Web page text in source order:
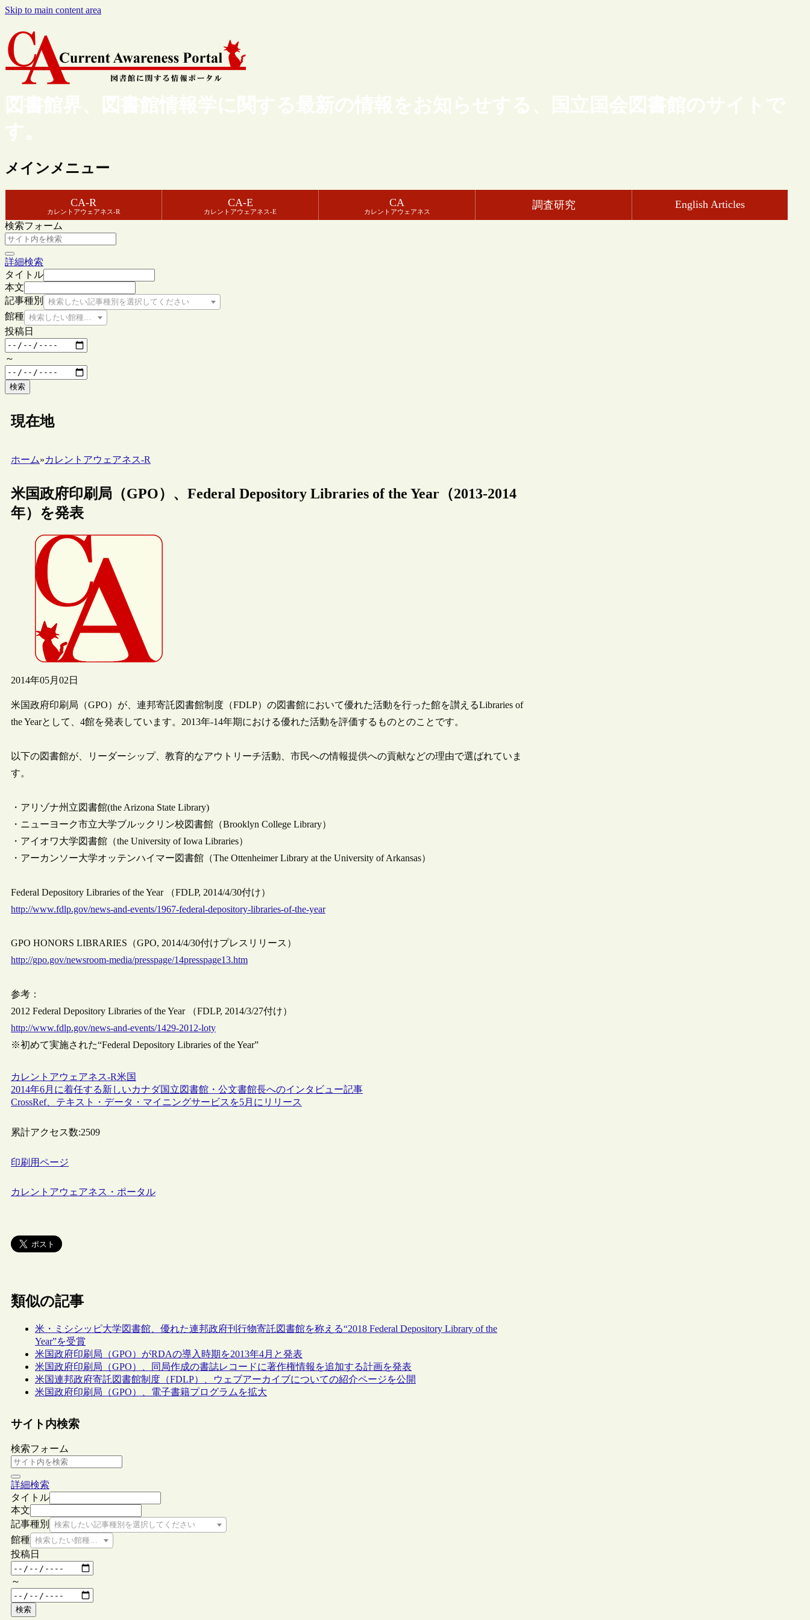
Skip to main content area
図書館界、図書館情報学に関する最新の情報をお知らせする、国立国会図書館のサイトで
す。
メインメニュー
CA-R
カレントアウェアネス-R
CA-E
カレントアウェアネス-E
CA
カレントアウェアネス
調査研究 English Articles
検索フォーム
詳細検索
タイトル
本文
記事種別
検索したい記事種別を選択してください
館種 検索したい館種を選択してください
投稿日
～
検索
現在地
ホーム»カレントアウェアネス-R
米国政府印刷局（GPO）、Federal Depository Libraries of the Year（2013-2014
年）を発表
2014年05月02日
米国政府印刷局（GPO）が、連邦寄託図書館制度（FDLP）の図書館において優れた活動を行った館を讃えるLibraries of
the Yearとして、4館を発表しています。2013年-14年期における優れた活動を評価するものとのことです。
以下の図書館が、リーダーシップ、教育的なアウトリーチ活動、市民への情報提供への貢献などの理由で選ばれていま
す。
・アリゾナ州立図書館(the Arizona State Library)
・ニューヨーク市立大学ブルックリン校図書館（Brooklyn College Library）
・アイオワ大学図書館（the University of Iowa Libraries）
・アーカンソー大学オッテンハイマー図書館（The Ottenheimer Library at the University of Arkansas）
Federal Depository Libraries of the Year （FDLP, 2014/4/30付け）
http://www.fdlp.gov/news-and-events/1967-federal-depository-libraries-of-the-year
GPO HONORS LIBRARIES（GPO, 2014/4/30付けプレスリリース）
http://gpo.gov/newsroom-media/presspage/14presspage13.htm
参考：
2012 Federal Depository Libraries of the Year （FDLP, 2014/3/27付け）
http://www.fdlp.gov/news-and-events/1429-2012-loty
※初めて実施された“Federal Depository Libraries of the Year”
カレントアウェアネス-R米国
2014年6月に着任する新しいカナダ国立図書館・公文書館長へのインタビュー記事
CrossRef、テキスト・データ・マイニングサービスを5月にリリース
累計アクセス数:2509
印刷用ページ
カレントアウェアネス・ポータル
類似の記事
米・ミシシッピ大学図書館、優れた連邦政府刊行物寄託図書館を称える“2018 Federal Depository Library of the
Year”を受賞
米国政府印刷局（GPO）がRDAの導入時期を2013年4月と発表
米国政府印刷局（GPO）、同局作成の書誌レコードに著作権情報を追加する計画を発表
米国連邦政府寄託図書館制度（FDLP）、ウェブアーカイブについての紹介ページを公開
米国政府印刷局（GPO）、電子書籍プログラムを拡大
サイト内検索
検索フォーム
詳細検索
タイトル
本文
記事種別
検索したい記事種別を選択してください
館種 検索したい館種を選択してください
投稿日
～
検索